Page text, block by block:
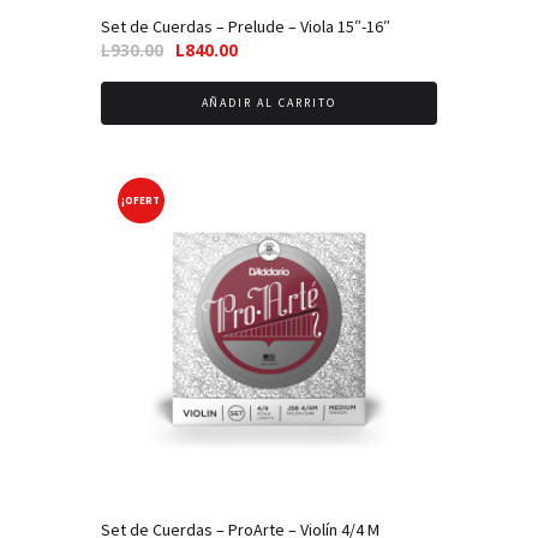
Set de Cuerdas – Prelude – Viola 15″-16″
L930.00 El
original
era:
L840.00El
actual
es:
AÑADIR AL CARRITO
¡OFERT
Set de Cuerdas – ProArte – Violín 4/4 M